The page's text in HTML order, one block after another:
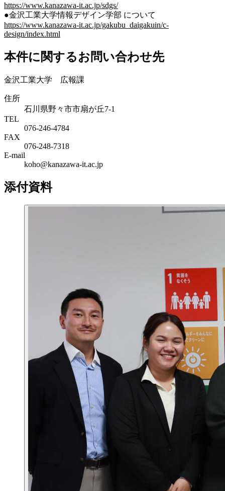
https://www.kanazawa-it.ac.jp/sdgs/
●金沢工業大学情報デザイン学部 について
https://www.kanazawa-it.ac.jp/gakubu_daigakuin/c-
design/index.html
本件に関するお問い合わせ先
金沢工業大学 広報課
住所
石川県野々市市扇が丘7-1
TEL
076-246-4784
FAX
076-248-7318
E-mail
koho@kanazawa-it.ac.jp
添付資料